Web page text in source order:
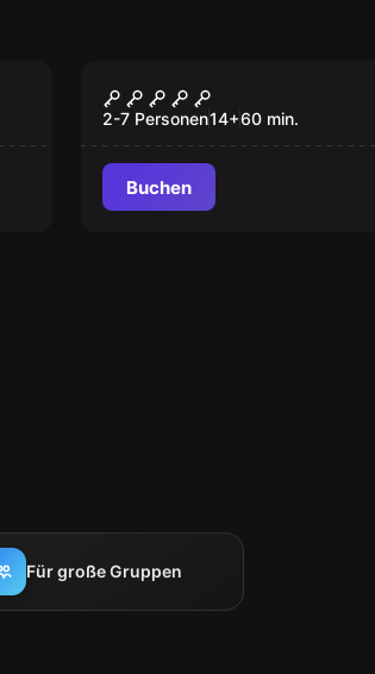
Dracula
2-7 Personen14+60 min.
Buchen
Für große Gruppen